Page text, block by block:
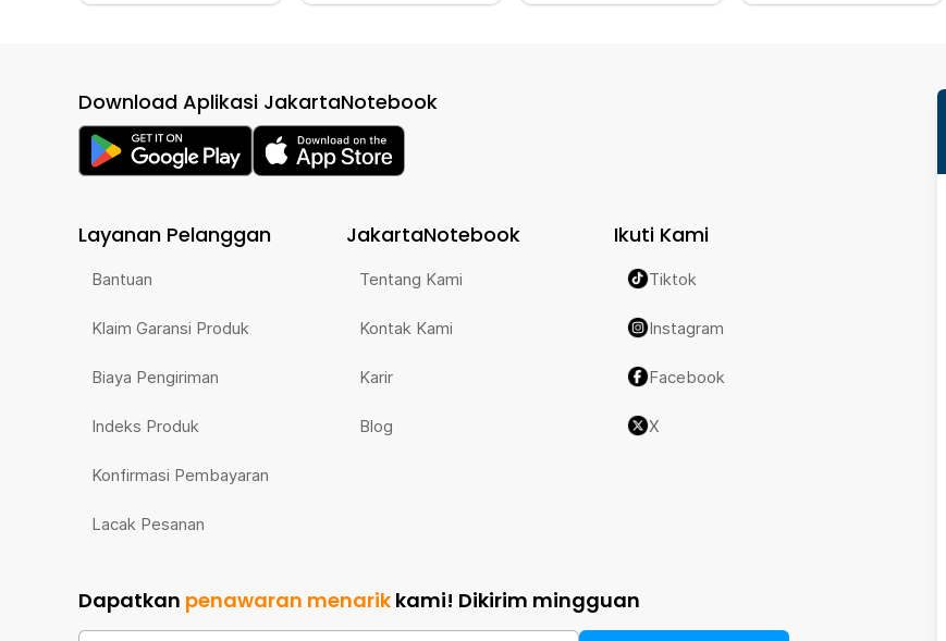
Download Aplikasi JakartaNotebook
Layanan Pelanggan
Bantuan
Klaim Garansi Produk
Biaya Pengiriman
Indeks Produk
Konfirmasi Pembayaran
Lacak Pesanan
JakartaNotebook
Tentang Kami
Kontak Kami
Karir
Blog
Ikuti Kami
Tiktok
Instagram
Facebook
X
Dapatkan penawaran menarik kami! Dikirim mingguan